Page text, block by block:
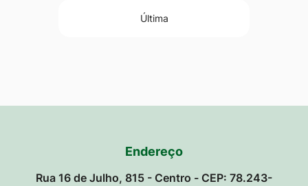
Última
Endereço
Rua 16 de Julho, 815 - Centro - CEP: 78.243-